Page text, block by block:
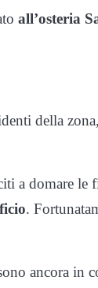
all’osteria
della
a domare le
.
ancora in